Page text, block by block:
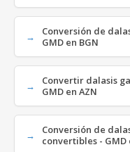
Conversión de
GMD en BGN
Convertir dalasis
GMD en AZN
Conversión de
convertibles - GMD